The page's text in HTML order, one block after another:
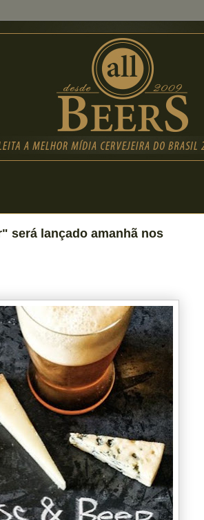
será lançado amanhã nos